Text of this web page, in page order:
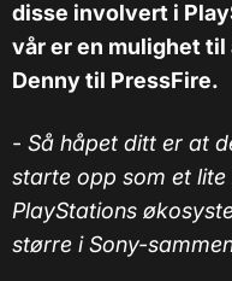
disse involvert i
vår er en mulighet
Denny til PressFire.
- Så håpet ditt er at
starte opp som et
PlayStations
større i Sony-